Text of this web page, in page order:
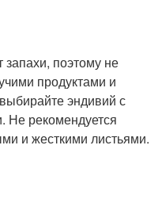
поэтому не
продуктами и
эндивий с
Не рекомендуется
и жесткими листьями.